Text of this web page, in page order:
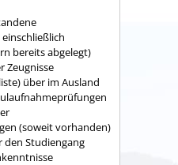
bereits abgelegt)
Zeugnisse
über im Ausland
(soweit vorhanden)
den Studiengang